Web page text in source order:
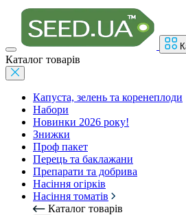
Каталог товарів
Капуста, зелень та коренеплоди
Набори
Новинки 2026 року!
Знижки
Проф пакет
Перець та баклажани
Препарати та добрива
Насіння огірків
Насіння томатів
Каталог товарів